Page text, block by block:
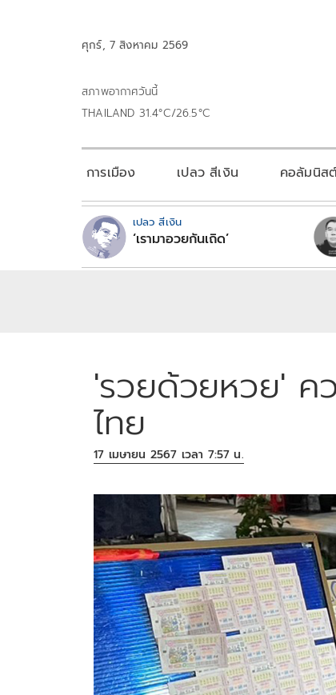
ศุกร์, 7 สิงหาคม 2569
สภาพอากาศวันนี้
THAILAND 31.4°C/26.5°C
การเมือง เปลว สีเงิน คอลัมนิส
เปลว สีเงิน
‘เรามาอวยกันเถิด’
'รวยด้วยหวย' ค
ไทย
17 เมษายน 2567 เวลา 7:57 น.